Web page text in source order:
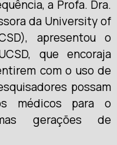
a Profa. Dra.
da University of
apresentou o
que encoraja
com o uso de
possam
médicos para o
gerações de